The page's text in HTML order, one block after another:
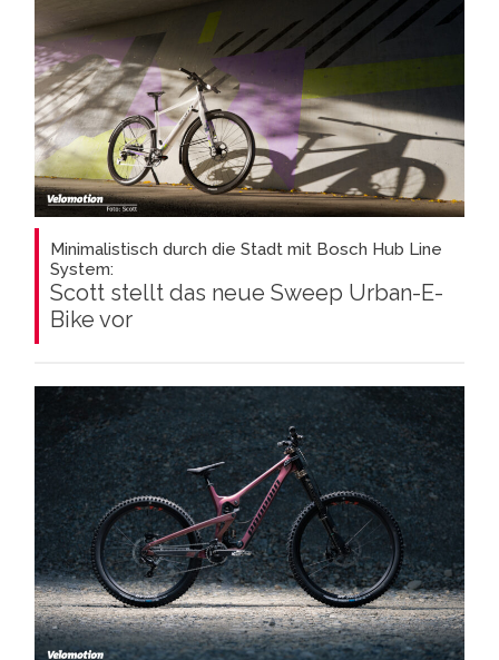
Minimalistisch durch die Stadt mit Bosch Hub Line
System:
Scott stellt das neue Sweep Urban-E-
Bike vor